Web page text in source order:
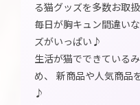
る猫グッズを多数お取扱
毎日が胸キュン間違い
ズがいっぱい♪
生活が猫でできている
め、 新商品や人気商品
♪